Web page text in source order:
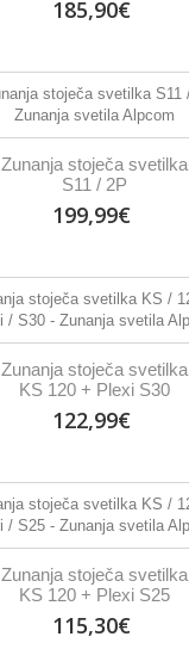
185,90€
Zunanja stoječa svetilka
S11 / 2P
199,99€
Zunanja stoječa svetilka
KS 120 + Plexi S30
122,99€
Zunanja stoječa svetilka
KS 120 + Plexi S25
115,30€